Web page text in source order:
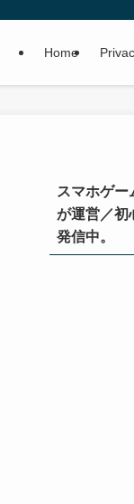
Home
スマホゲー
が運営／初
発信中。